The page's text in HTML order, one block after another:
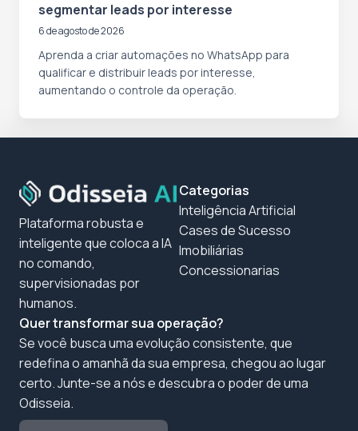
segmentar leads por interesse
6 de agosto de 2026
Aprenda a criar automações no WhatsApp para
qualificar e distribuir leads por interesse,
aumentando o controle da operação.
Plataforma robusta e
inteligente que coloca a IA
no comando,
supervisionadas por
humanos.
Categorias
Inteligência Artificial
Cases de Sucesso
Imobiliárias
Concessionarias
Quer transformar sua operação?
Se você busca uma evolução consistente, que
redefina o amanhã da sua empresa, chegou ao lugar
certo. Junte-se a nós e descubra o poder de uma
Odisseia.